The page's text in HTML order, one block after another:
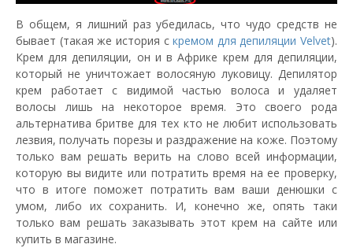
В общем, я лишний раз убедилась, что чудо средств не
бывает (такая же история скремом для депиляции Velvet).
Крем для депиляции, он и в Африке крем для депиляции,
который не уничтожает волосяную луковицу. Депилятор
крем работает с видимой частью волоса и удаляет
волосы лишь на некоторое время. Это своего рода
альтернатива бритве для тех кто не любит использовать
лезвия, получать порезы и раздражение на коже. Поэтому
только вам решать верить на слово всей информации,
которую вы видите или потратить время на ее проверку,
что в итоге поможет потратить вам ваши денюшки с
умом, либо их сохранить. И, конечно же, опять таки
только вам решать заказывать этот крем на сайте или
купить в магазине.